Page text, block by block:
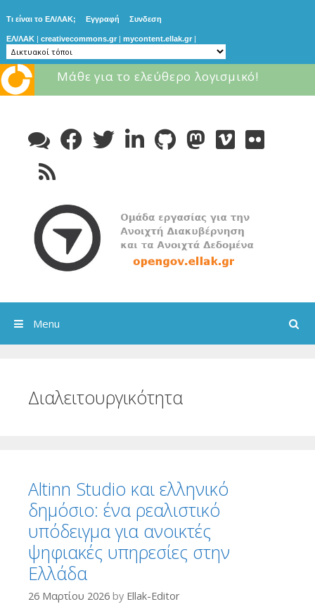
Τι είναι το ΕΛ/ΛΑΚ; Εγγραφή Συνδεση
ΕΛ/ΛΑΚ | creativecommons.gr | mycontent.ellak.gr |
Μάθε για το ελεύθερο λογισμικό!
content
Search
Menu
Διαλειτουργικότητα
Altinn Studio και ελληνικό
δημόσιο: ένα ρεαλιστικό
υπόδειγμα για ανοικτές
ψηφιακές υπηρεσίες στην
Ελλάδα
26 Μαρτίου 2026 by Ellak-Editor